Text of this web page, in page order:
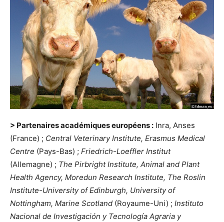
> Partenaires académiques européens : Inra, Anses
(France) ; Central Veterinary Institute, Erasmus Medical
Centre (Pays-Bas) ; Friedrich-Loeffler Institut
(Allemagne) ; The Pirbright Institute, Animal and Plant
Health Agency, Moredun Research Institute, The Roslin
Institute-University of Edinburgh, University of
Nottingham, Marine Scotland (Royaume-Uni) ; Instituto
Nacional de Investigación y Tecnología Agraria y